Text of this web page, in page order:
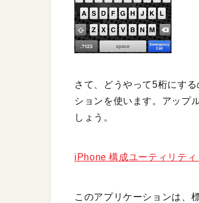
さて、どうやって5桁にす
ションを使います。アップ
しょう。
iPhone 構成ユーティリテ
このアプリケーションは、